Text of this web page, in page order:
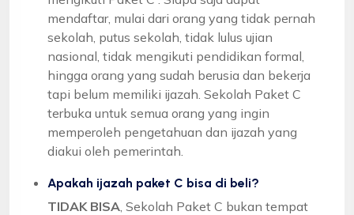
mendaftar, mulai dari orang yang tidak pernah
sekolah, putus sekolah, tidak lulus ujian
nasional, tidak mengikuti pendidikan formal,
hingga orang yang sudah berusia dan bekerja
tapi belum memiliki ijazah. Sekolah Paket C
terbuka untuk semua orang yang ingin
memperoleh pengetahuan dan ijazah yang
diakui oleh pemerintah.
Apakah ijazah paket C bisa di beli?
TIDAK BISA , Sekolah Paket C bukan tempat